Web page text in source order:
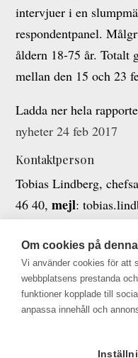
intervjuer i en
respondentpanel.
åldern 18-75 år. Totalt
mellan den 15 och 23
Ladda ner hela
nyheter 24 feb 2017
Kontaktperson
Tobias Lindberg,
46 40,mejl:
Om cookies på
Vi använder cookies för att
webbplatsens prestanda
funktioner kopplade till
anpassa innehåll och